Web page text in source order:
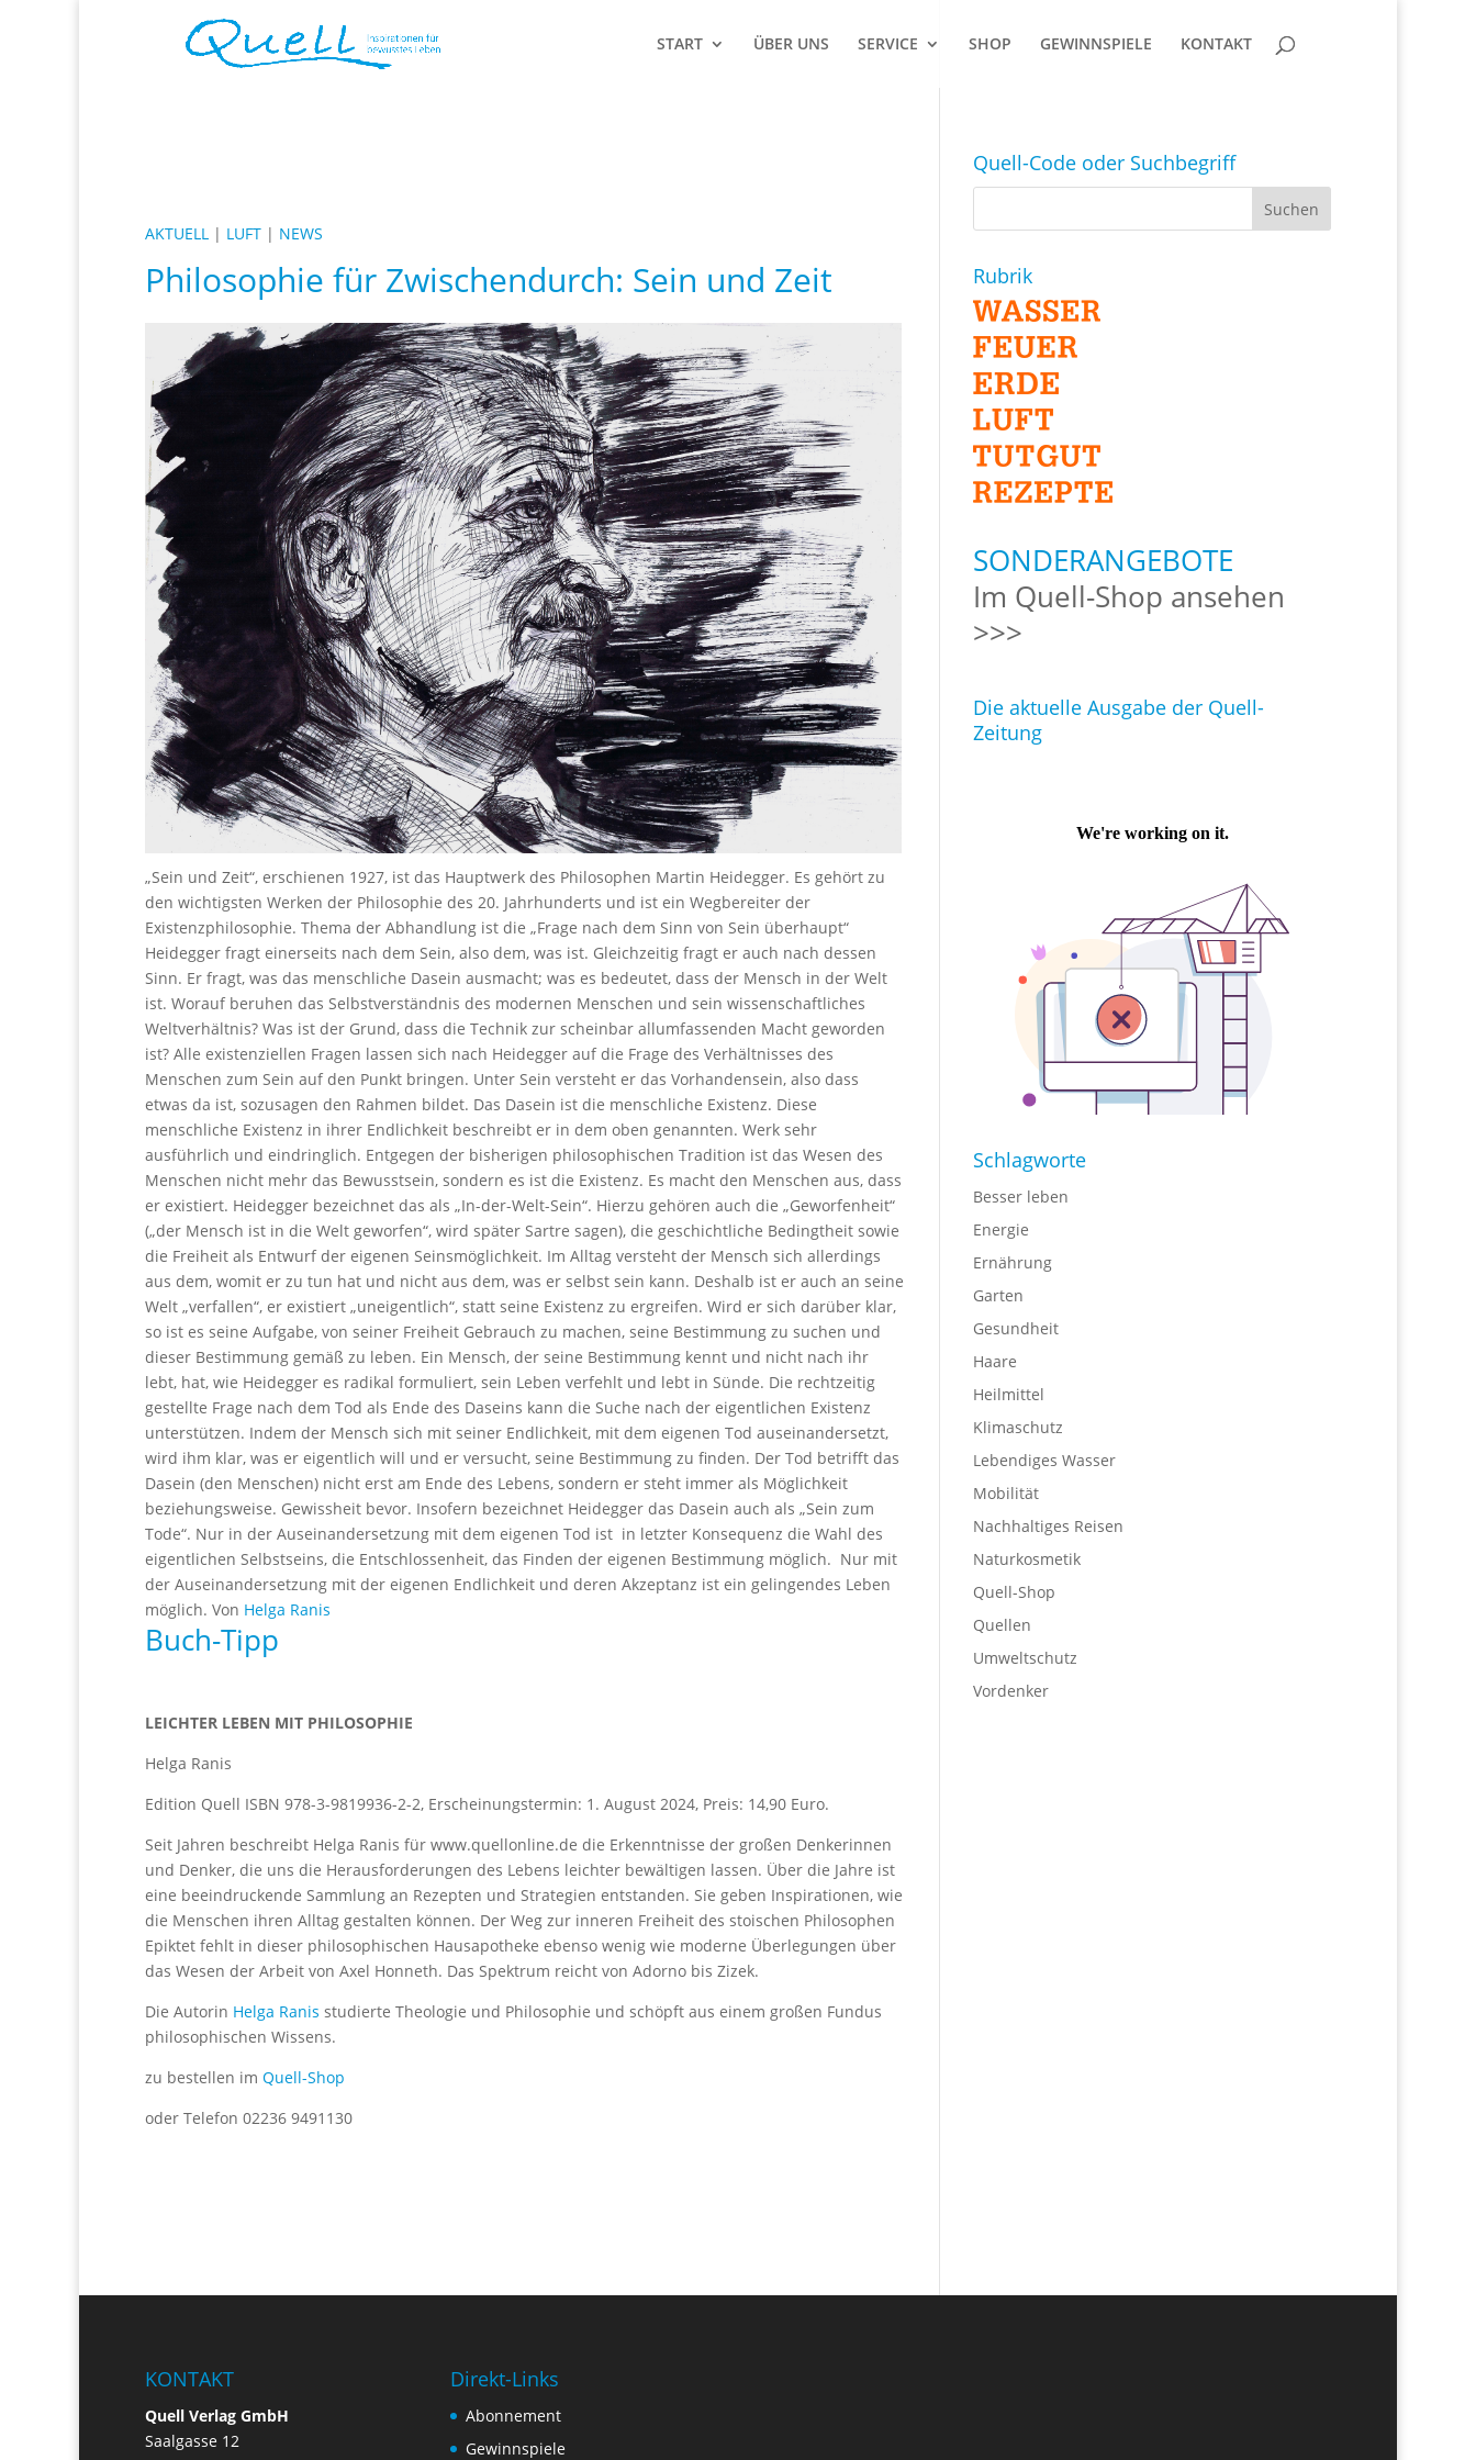
START ÜBER UNS SERVICE SHOP GEWINNSPIELE KONTAKT
AKTUELL | LUFT | NEWS
Philosophie für Zwischendurch: Sein und Zeit
„Sein und Zeit“, erschienen 1927, ist das Hauptwerk des Philosophen Martin Heidegger. Es gehört zu
den wichtigsten Werken der Philosophie des 20. Jahrhunderts und ist ein Wegbereiter der
Existenzphilosophie. Thema der Abhandlung ist die „Frage nach dem Sinn von Sein überhaupt“
Heidegger fragt einerseits nach dem Sein, also dem, was ist. Gleichzeitig fragt er auch nach dessen
Sinn. Er fragt, was das menschliche Dasein ausmacht; was es bedeutet, dass der Mensch in der Welt
ist. Worauf beruhen das Selbstverständnis des modernen Menschen und sein wissenschaftliches
Weltverhältnis? Was ist der Grund, dass die Technik zur scheinbar allumfassenden Macht geworden
ist? Alle existenziellen Fragen lassen sich nach Heidegger auf die Frage des Verhältnisses des
Menschen zum Sein auf den Punkt bringen. Unter Sein versteht er das Vorhandensein, also dass
etwas da ist, sozusagen den Rahmen bildet. Das Dasein ist die menschliche Existenz. Diese
menschliche Existenz in ihrer Endlichkeit beschreibt er in dem oben genannten. Werk sehr
ausführlich und eindringlich. Entgegen der bisherigen philosophischen Tradition ist das Wesen des
Menschen nicht mehr das Bewusstsein, sondern es ist die Existenz. Es macht den Menschen aus, dass
er existiert. Heidegger bezeichnet das als „In-der-Welt-Sein“. Hierzu gehören auch die „Geworfenheit“
(„der Mensch ist in die Welt geworfen“, wird später Sartre sagen), die geschichtliche Bedingtheit sowie
die Freiheit als Entwurf der eigenen Seinsmöglichkeit. Im Alltag versteht der Mensch sich allerdings
aus dem, womit er zu tun hat und nicht aus dem, was er selbst sein kann. Deshalb ist er auch an seine
Welt „verfallen“, er existiert „uneigentlich“, statt seine Existenz zu ergreifen. Wird er sich darüber klar,
so ist es seine Aufgabe, von seiner Freiheit Gebrauch zu machen, seine Bestimmung zu suchen und
dieser Bestimmung gemäß zu leben. Ein Mensch, der seine Bestimmung kennt und nicht nach ihr
lebt, hat, wie Heidegger es radikal formuliert, sein Leben verfehlt und lebt in Sünde. Die rechtzeitig
gestellte Frage nach dem Tod als Ende des Daseins kann die Suche nach der eigentlichen Existenz
unterstützen. Indem der Mensch sich mit seiner Endlichkeit, mit dem eigenen Tod auseinandersetzt,
wird ihm klar, was er eigentlich will und er versucht, seine Bestimmung zu finden. Der Tod betrifft das
Dasein (den Menschen) nicht erst am Ende des Lebens, sondern er steht immer als Möglichkeit
beziehungsweise. Gewissheit bevor. Insofern bezeichnet Heidegger das Dasein auch als „Sein zum
Tode“. Nur in der Auseinandersetzung mit dem eigenen Tod ist in letzter Konsequenz die Wahl des
eigentlichen Selbstseins, die Entschlossenheit, das Finden der eigenen Bestimmung möglich. Nur mit
der Auseinandersetzung mit der eigenen Endlichkeit und deren Akzeptanz ist ein gelingendes Leben
möglich. Von Helga Ranis
Buch-Tipp
LEICHTER LEBEN MIT PHILOSOPHIE
Helga Ranis
Edition Quell ISBN 978-3-9819936-2-2, Erscheinungstermin: 1. August 2024, Preis: 14,90 Euro.
Seit Jahren beschreibt Helga Ranis für www.quellonline.de die Erkenntnisse der großen Denkerinnen
und Denker, die uns die Herausforderungen des Lebens leichter bewältigen lassen. Über die Jahre ist
eine beeindruckende Sammlung an Rezepten und Strategien entstanden. Sie geben Inspirationen, wie
die Menschen ihren Alltag gestalten können. Der Weg zur inneren Freiheit des stoischen Philosophen
Epiktet fehlt in dieser philosophischen Hausapotheke ebenso wenig wie moderne Überlegungen über
das Wesen der Arbeit von Axel Honneth. Das Spektrum reicht von Adorno bis Zizek.
Die Autorin Helga Ranis studierte Theologie und Philosophie und schöpft aus einem großen Fundus
philosophischen Wissens.
zu bestellen im Quell-Shop
oder Telefon 02236 9491130
Quell-Code oder Suchbegriff
Rubrik
SONDERANGEBOTE
Im Quell-Shop ansehen
>>>
Die aktuelle Ausgabe der Quell-
Zeitung
Schlagworte
Besser leben
Energie
Ernährung
Garten
Gesundheit
Haare
Heilmittel
Klimaschutz
Lebendiges Wasser
Mobilität
Nachhaltiges Reisen
Naturkosmetik
Quell-Shop
Quellen
Umweltschutz
Vordenker
KONTAKT
Quell Verlag GmbH
Saalgasse 12
Direkt-Links
Abonnement
Gewinnspiele